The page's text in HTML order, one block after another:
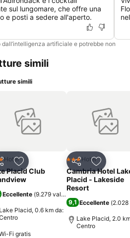
sul lungomare, che offre una
e posti a sedere all'aperto.
artificiale e potrebbe non
simili
)
simili
Aggiungi ai preferiti
Hotel
Placid Club
Eccellente (9.279 valutazioni
Lake Placid, 0.6 km da:
Fi gratis
Condividi
3 StelleHotel
Cambria Hotel
Placid - Lakeside
Resort
9,1 Eccellente (
Lake Placid, 2.0
Centro